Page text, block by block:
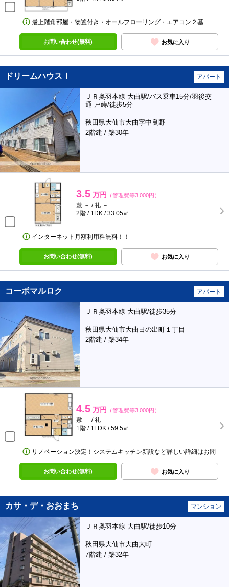
最上階角部屋・物置付き・オールフローリング・エアコン２基
お問い合わせ(無料) お気に入り
ドリームハウスⅠ アパート
ＪＲ奥羽本線 大曲駅/バス乗車15分/羽後交
通 戸蒔/徒歩5分
秋田県大仙市大曲字中良野
2階建 / 築30年
3.5 万円 （管理費等3,000円）
敷 － / 礼 －
2階 / 1DK / 33.05㎡
インターネット月額利用料無料！！
お問い合わせ(無料) お気に入り
コーポマルロク アパート
ＪＲ奥羽本線 大曲駅/徒歩35分
秋田県大仙市大曲日の出町１丁目
2階建 / 築34年
4.5 万円 （管理費等3,000円）
敷 － / 礼 －
1階 / 1LDK / 59.5㎡
リノベーション決定！システムキッチン新設など詳しい詳細はお問
お問い合わせ(無料) お気に入り
カサ・デ・おおまち マンション
ＪＲ奥羽本線 大曲駅/徒歩10分
秋田県大仙市大曲大町
7階建 / 築32年